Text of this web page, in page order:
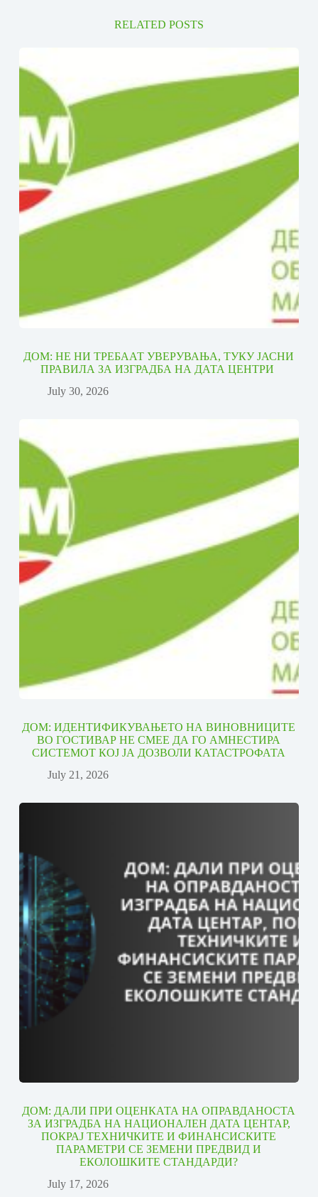
RELATED POSTS
ДОМ: НЕ НИ ТРЕБААТ УВЕРУВАЊА, ТУКУ ЈАСНИ
ПРАВИЛА ЗА ИЗГРАДБА НА ДАТА ЦЕНТРИ
July 30, 2026
ДОМ: ИДЕНТИФИКУВАЊЕТО НА ВИНОВНИЦИТЕ
ВО ГОСТИВАР НЕ СМЕЕ ДА ГО АМНЕСТИРА
СИСТЕМОТ КОЈ ЈА ДОЗВОЛИ КАТАСТРОФАТА
July 21, 2026
ДОМ: ДАЛИ ПРИ ОЦЕНКАТА НА ОПРАВДАНОСТА
ЗА ИЗГРАДБА НА НАЦИОНАЛЕН ДАТА ЦЕНТАР,
ПОКРАЈ ТЕХНИЧКИТЕ И ФИНАНСИСКИТЕ
ПАРАМЕТРИ СЕ ЗЕМЕНИ ПРЕДВИД И
ЕКОЛОШКИТЕ СТАНДАРДИ?
July 17, 2026